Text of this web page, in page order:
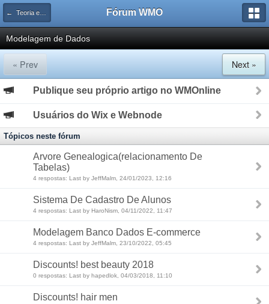
← Teoria em Banco de Dados Fórum WMO
Modelagem de Dados
« Prev Next »
Publique seu próprio artigo no WMOnline
Usuários do Wix e Webnode
Tópicos neste fórum
Arvore Genealogica(relacionamento De
Tabelas)
4 respostas: Last by JeffMalm, 24/01/2023, 12:16
Sistema De Cadastro De Alunos
4 respostas: Last by HaroNism, 04/11/2022, 11:47
Modelagem Banco Dados E-commerce
4 respostas: Last by JeffMalm, 23/10/2022, 05:45
Discounts! best beauty 2018
0 respostas: Last by hapedlok, 04/03/2018, 11:10
Discounts! hair men